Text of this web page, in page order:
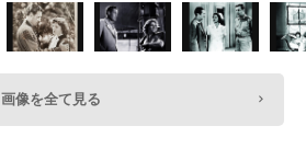
画像を全て見る